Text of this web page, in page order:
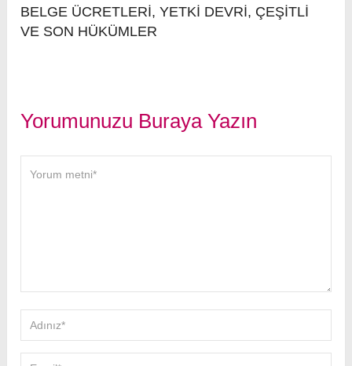
BELGE ÜCRETLERİ, YETKİ DEVRİ, ÇEŞİTLİ
VE SON HÜKÜMLER
Yorumunuzu Buraya Yazın